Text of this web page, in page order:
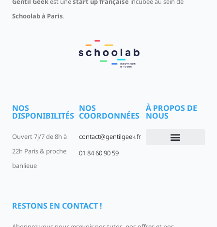
Schoolab à Paris.
NOS
DISPONIBILITÉS
Ouvert 7j/7 de 8h à
22h Paris & proche
banlieue
NOS
COORDONNÉES
contact@gentilgeek.fr
01 84 60 90 59
À PROPOS DE
NOUS
RESTONS EN CONTACT !